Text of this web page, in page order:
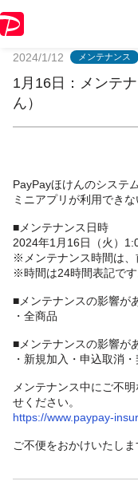
2024/1/12 メンテナンス
1月16日：メンテ
ん）
PayPayほけんのシステ
ミニアプリが利用でき
■メンテナンス日時
2024年1月16日（火）
※メンテナンス時間は、
※時間は24時間表記です
■メンテナンスの影響が
・全商品
■メンテナンスの影響が
・新規加入・申込取消
メンテナンス中にご不
せください。
https://www.paypay-
ご不便をおかけいたし